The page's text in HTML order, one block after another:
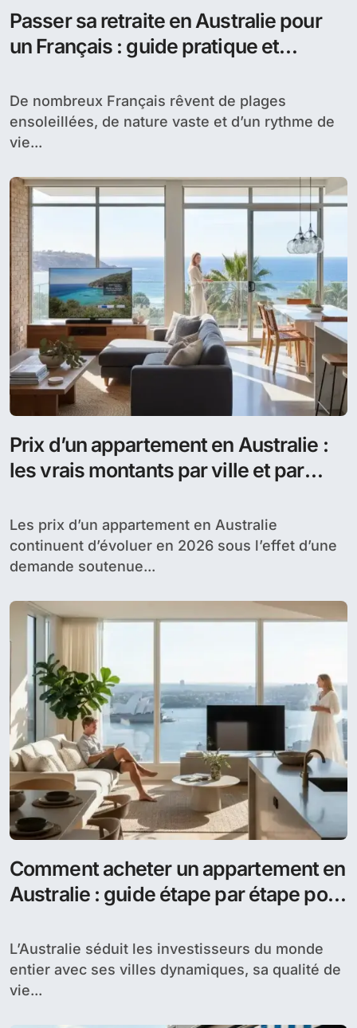
Passer sa retraite en Australie pour
un Français : guide pratique et
De nombreux Français rêvent de plages
ensoleillées, de nature vaste et d’un rythme de
vie...
Prix d’un appartement en Australie :
les vrais montants par ville et par
Les prix d’un appartement en Australie
continuent d’évoluer en 2026 sous l’effet d’une
demande soutenue...
Comment acheter un appartement en
Australie : guide étape par étape pour
L’Australie séduit les investisseurs du monde
entier avec ses villes dynamiques, sa qualité de
vie...